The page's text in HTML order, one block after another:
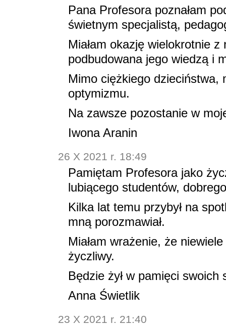
Pana Profesora poznałam
świetnym specjalistą,
Miałam okazję wielokrotnie
podbudowana jego wiedzą i
Mimo ciężkiego dzieciństwa,
optymizmu.
Na zawsze pozostanie w
Iwona Aranin
26 X 2021 r. 18:49
Pamiętam Profesora jako
lubiącego studentów,
Kilka lat temu przybył na
mną porozmawiał.
Miałam wrażenie, że niewiele
życzliwy.
Będzie żył w pamięci swoich
Anna Świetlik
23 X 2021 r. 21:40